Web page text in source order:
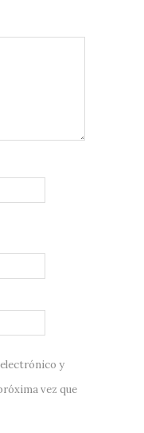
y
vez que